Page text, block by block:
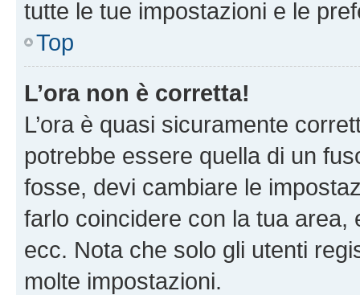
tutte le tue impostazioni e le
Top
L’ora non è corretta!
L’ora è quasi sicuramente
potrebbe essere quella di un
fosse, devi cambiare le
farlo coincidere con la tua area,
ecc. Nota che solo gli utenti
molte impostazioni.